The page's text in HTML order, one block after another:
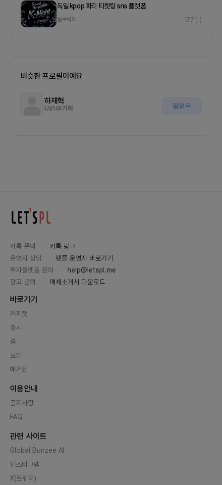
독일 kpop 파티 티켓팅 sns 플랫폼
팔로워 6 177 (-)
비슷한 프로필이예요
하재혁
UI/UX기획 팔로우
카톡 문의
카톡 링크
운영자 상담
렛플 운영자 바로가기
투자플랫폼 문의
help@letspl.me
광고 문의
매체소개서 다운로드
바로가기
커피챗
출시
홈
모임
매거진
이용안내
공지사항
FAQ
관련 사이트
Global Bunzee AI
인스타그램
X(트위터)